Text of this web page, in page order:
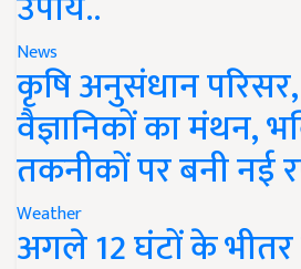
News
कृषि अनुसंधान
वैज्ञानिकों का मंथन,
तकनीकों पर बनी नई
Weather
अगले 12 घंटों के भीतर